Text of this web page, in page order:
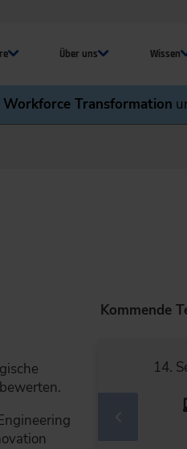
Über uns Wissen
Workforce Transformation
Kommende
14.